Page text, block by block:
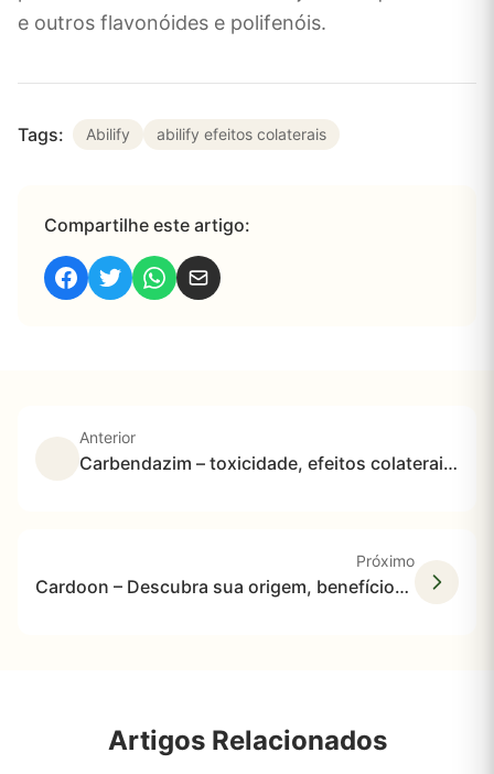
e outros flavonóides e polifenóis.
Tags: Abilify abilify efeitos colaterais
Compartilhe este artigo:
Anterior
Carbendazim – toxicidade, efeitos colaterais, doenças e impactos ambientais
Próximo
Cardoon – Descubra sua origem, benefícios e usos.
Artigos Relacionados